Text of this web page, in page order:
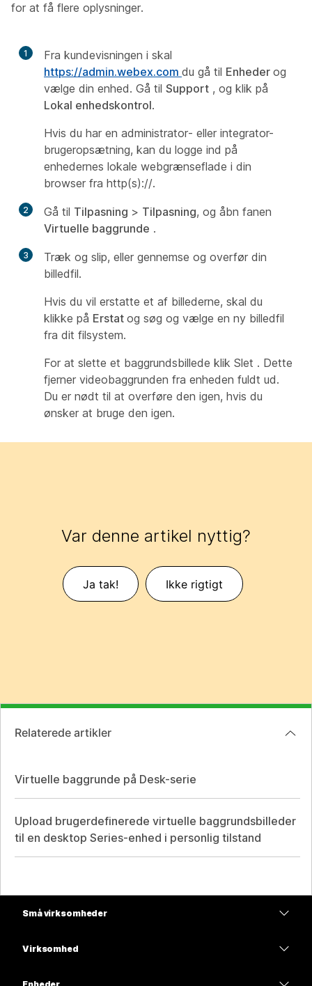
for at få flere oplysninger.
1
Fra kundevisningen i skal
https://admin.webex.com du gå til Enheder og
vælge din enhed. Gå til Support , og klik på
Lokal enhedskontrol.
Hvis du har en administrator- eller integrator-
brugeropsætning, kan du logge ind på
enhedernes lokale webgrænseflade i din
browser fra http(s)://.
2 Gå til Tilpasning > Tilpasning, og åbn fanen
Virtuelle baggrunde .
3
Træk og slip, eller gennemse og overfør din
billedfil.
Hvis du vil erstatte et af billederne, skal du
klikke på Erstat og søg og vælge en ny billedfil
fra dit filsystem.
For at slette et baggrundsbillede klik Slet . Dette
fjerner videobaggrunden fra enheden fuldt ud.
Du er nødt til at overføre den igen, hvis du
ønsker at bruge den igen.
Var denne artikel nyttig?
Ja tak! Ikke rigtigt
Relaterede artikler
Virtuelle baggrunde på Desk-serie
Upload brugerdefinerede virtuelle baggrundsbilleder
til en desktop Series-enhed i personlig tilstand
Små virksomheder
Virksomhed
Enheder